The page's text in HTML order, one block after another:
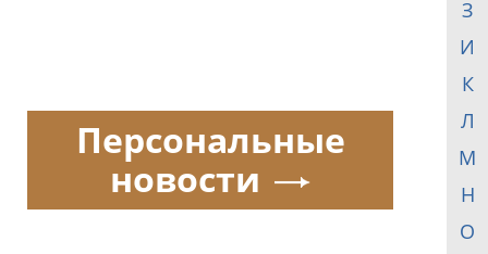
З
И
К
Л
М
Н
О
Персональные
новости